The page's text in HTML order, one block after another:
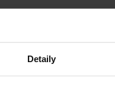
Detaily
k zákonu o